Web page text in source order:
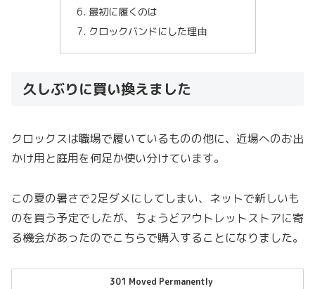
最初に履くのは
クロックバンドにした理由
久しぶりに買い換えました
クロックスは職場で履いているものの他に、近場へのお出
かけ用と庭用を何足か使い分けています。
この夏の暑さで2足ダメにしてしまい、ネットで新しいも
のを買う予定でしたが、ちょうどアウトレットストアに寄
る機会があったのでこちらで購入することになりました。
301 Moved Permanently